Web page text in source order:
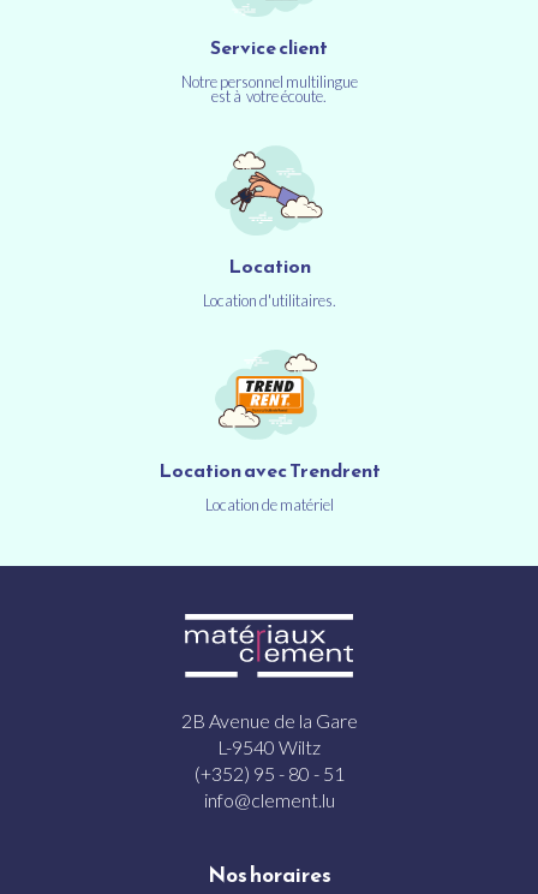
Service client
Notre personnel multilingue
est à votre écoute.
Location
Location d'utilitaires.
Location avec Trendrent
Location de matériel
2B Avenue de la Gare
L-9540 Wiltz
(+352) 95 - 80 - 51
info@clement.lu
Nos horaires